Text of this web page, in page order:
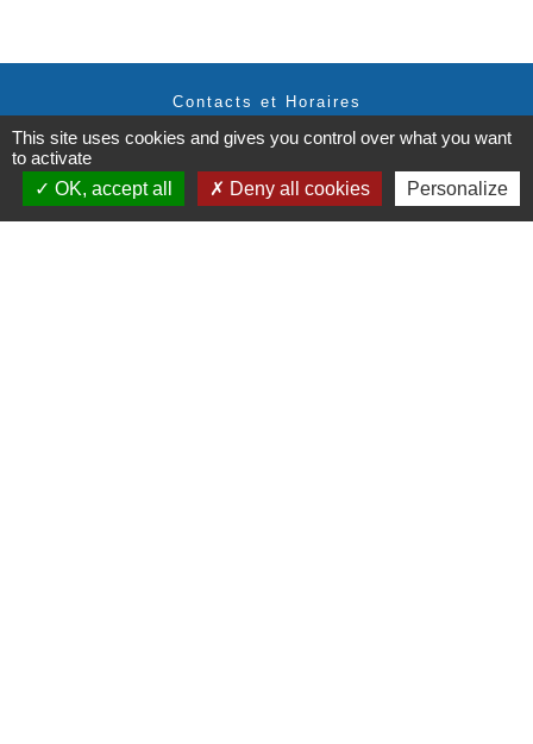
Contacts et Horaires
Commune de Labastide Saint-Georges
81500 Labastide-Saint-Georges - FRANCE
+33 5 63 58 06 13
This site uses cookies and gives you control over what you want
to activate
OK, accept all
Deny all cookies Personalize